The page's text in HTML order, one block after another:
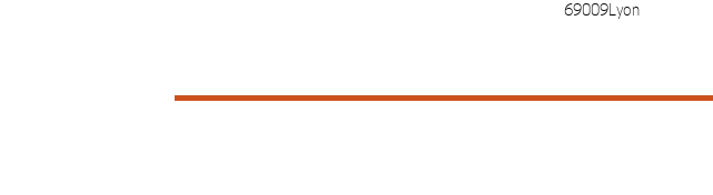
69009Lyon